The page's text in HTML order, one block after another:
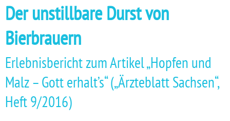
Der unstillbare Durst von
Bierbrauern
Erlebnisbericht zum Artikel „Hopfen und
Malz – Gott erhalt’s“ („Ärzteblatt Sachsen“,
Heft 9/2016)